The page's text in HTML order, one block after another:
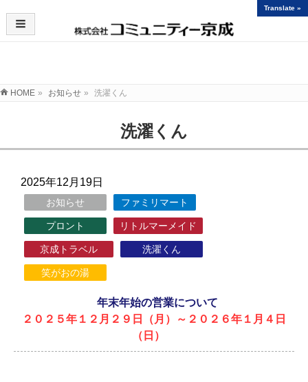
HOME » お知らせ » 洗濯くん
洗濯くん
2025年12月19日
お知らせ ファミリマート
プロント リトルマーメイド
京成トラベル 洗濯くん
笑がおの湯
年末年始の営業について
２０２５年１２月２９日（月）～２０２６年１月４日
（日）
Translate »